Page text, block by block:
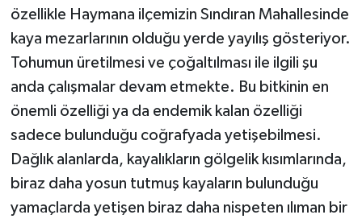
özellikle Haymana ilçemizin Sındıran Mahallesinde
kaya mezarlarının olduğu yerde yayılış gösteriyor.
Tohumun üretilmesi ve çoğaltılması ile ilgili şu
anda çalışmalar devam etmekte. Bu bitkinin en
önemli özelliği ya da endemik kalan özelliği
sadece bulunduğu coğrafyada yetişebilmesi.
Dağlık alanlarda, kayalıkların gölgelik kısımlarında,
biraz daha yosun tutmuş kayaların bulunduğu
yamaçlarda yetişen biraz daha nispeten ılıman bir